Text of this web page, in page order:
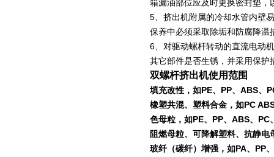
箱漏油部位应及时更换密封垫，
5 、挤出机附属的冷却水管内
保养中必须采取除垢和防腐降温
6 、对驱动螺杆转动的直流电
其它部件是否生锈，并采用保护
双螺杆挤出机使用范围
填充改性，如PE、PP、ABS、
橡塑共混、塑料合金，如PC
色母粒，如PE、PP、ABS、PC
阻燃母粒、可降解塑料、抗静电
玻纤（碳纤）增强，如PA、PP